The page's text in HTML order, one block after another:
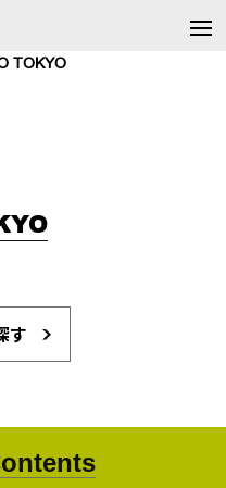
TOKYO
す